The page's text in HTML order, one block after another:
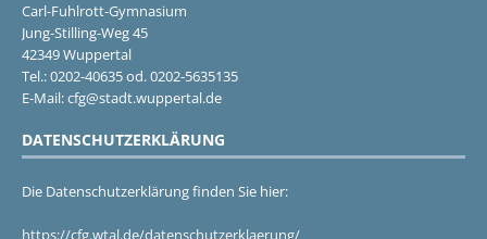
Carl-Fuhlrott-Gymnasium
Jung-Stilling-Weg 45
42349 Wuppertal
Tel.: 0202-40635 od. 0202-5635135
E-Mail: cfg@stadt.wuppertal.de
DATENSCHUTZERKLÄRUNG
Die Datenschutzerklärung finden Sie hier:
https://cfg.wtal.de/datenschutzerklaerung/